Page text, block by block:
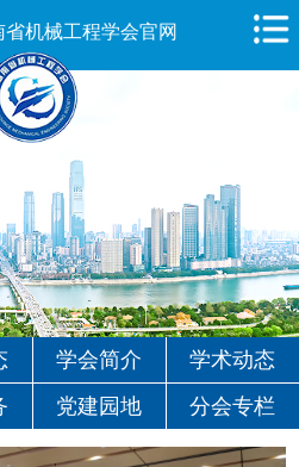
机械工程学会官网
学会简介
学术动态
党建园地 分会专栏